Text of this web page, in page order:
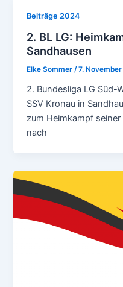
Beiträge 2024
2. BL LG:
Sandhausen
Elke Sommer/7.
2. Bundesliga LG Süd-
SSV Kronau in
zum Heimkampf
nach